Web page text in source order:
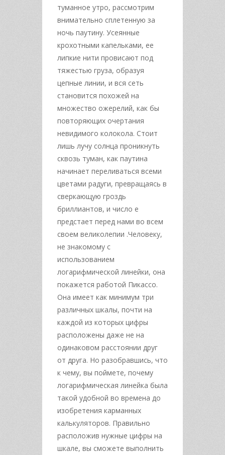
туманное утро, рассмотрим
внимательно сплетенную за
ночь паутину. Усеянные
крохотными капельками, ее
липкие нити провисают под
тяжестью груза, образуя
цепные линии, и вся сеть
становится похожей на
множество ожерелий, как бы
повторяющих очертания
невидимого колокола. Стоит
лишь лучу солнца проникнуть
сквозь туман, как паутина
начинает переливаться всеми
цветами радуги, превращаясь в
сверкающую гроздь
бриллиантов, и число е
предстает перед нами во всем
своем великолепии .Человеку,
не знакомому с
использованием
логарифмической линейки, она
покажется работой Пикассо.
Она имеет как минимум три
различных шкалы, почти на
каждой из которых цифры
расположены даже не на
одинаковом расстоянии друг
от друга. Но разобравшись, что
к чему, вы поймете, почему
логарифмическая линейка была
такой удобной во времена до
изобретения карманных
калькуляторов. Правильно
расположив нужные цифры на
шкале, вы сможете выполнить